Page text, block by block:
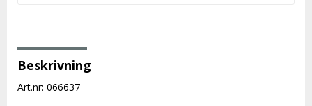
Beskrivning
Art.nr: 066637